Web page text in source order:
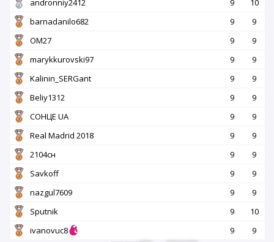
andronniy2412
9
10
barnadanilo682
9
9
OM27
9
9
marykkurovski97
9
9
Kalinin_SERGant
9
9
Beliy1312
9
9
СОНЦЕ UA
9
9
Real Madrid 2018
9
9
2104сн
9
9
Savkoff
9
9
nazgul7609
9
9
Sputnik
9
10
ivanovuc8
9
9